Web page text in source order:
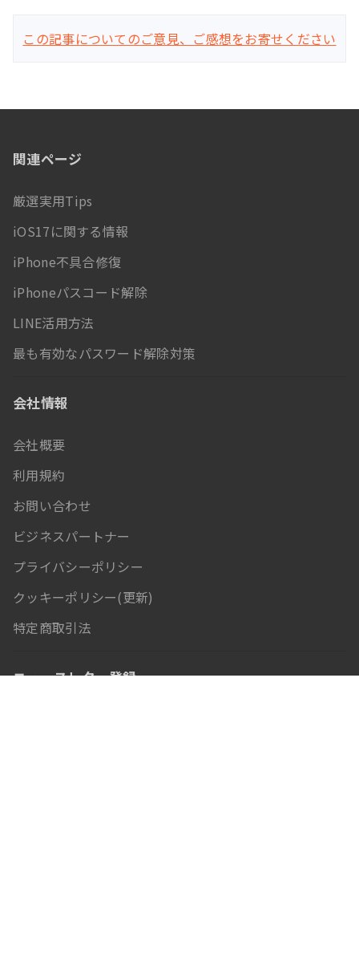
この記事についてのご意見、ご感想をお寄せください
関連ページ
厳選実用Tips
iOS17に関する情報
iPhone不具合修復
iPhoneパスコード解除
LINE活用方法
最も有効なパスワード解除対策
会社情報
会社概要
利用規約
お問い合わせ
ビジネスパートナー
プライバシーポリシー
クッキーポリシー(更新)
特定商取引法
ニュースレター登録